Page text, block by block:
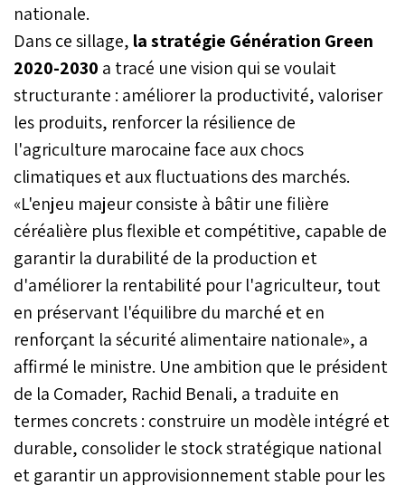
nationale.
Dans ce sillage, la stratégie Génération Green
2020-2030 a tracé une vision qui se voulait
structurante : améliorer la productivité, valoriser
les produits, renforcer la résilience de
l'agriculture marocaine face aux chocs
climatiques et aux fluctuations des marchés.
«L'enjeu majeur consiste à bâtir une filière
céréalière plus flexible et compétitive, capable de
garantir la durabilité de la production et
d'améliorer la rentabilité pour l'agriculteur, tout
en préservant l'équilibre du marché et en
renforçant la sécurité alimentaire nationale», a
affirmé le ministre. Une ambition que le président
de la Comader, Rachid Benali, a traduite en
termes concrets : construire un modèle intégré et
durable, consolider le stock stratégique national
et garantir un approvisionnement stable pour les